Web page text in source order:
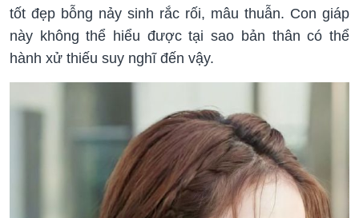
tốt đẹp bỗng nảy sinh rắc rối, mâu thuẫn. Con giáp
này không thể hiểu được tại sao bản thân có thể
hành xử thiếu suy nghĩ đến vậy.